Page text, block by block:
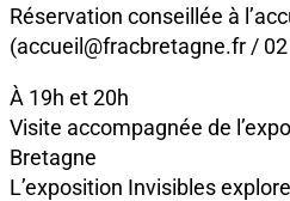
Réservation conseillée à
(accueil@fracbretagne.fr /
À 19h et 20h
Visite accompagnée de
Bretagne
L’exposition Invisibles